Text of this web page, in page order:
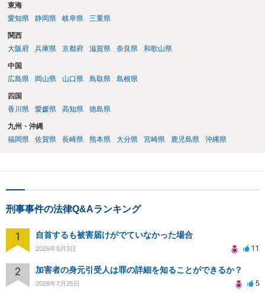
東海
愛知県
静岡県 岐阜県 三重県
関西
大阪府
兵庫県 京都府 滋賀県 奈良県 和歌山県
中国
広島県
岡山県 山口県 鳥取県 島根県
四国
香川県
愛媛県 高知県 徳島県
九州・沖縄
福岡県
佐賀県 長崎県 熊本県 大分県 宮崎県 鹿児島県 沖縄県
刑事事件の法律Q&Aランキング
1 自首するも被害届けがでていなかった場合
2026年8月3日 11
2 加害者の身元引受人は罪の詳細を知ることができるか？
2026年7月25日 5